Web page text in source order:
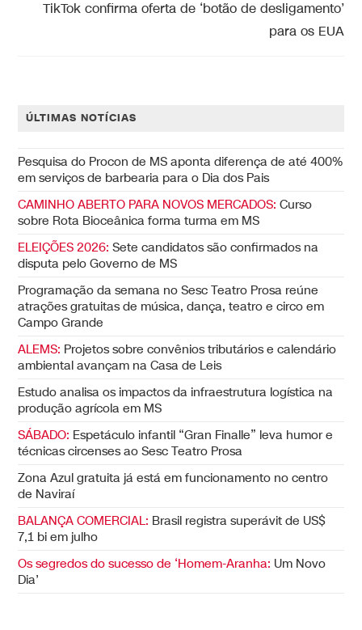
TikTok confirma oferta de ‘botão de desligamento’
para os EUA
ÚLTIMAS NOTÍCIAS
Pesquisa do Procon de MS aponta diferença de até 400%
em serviços de barbearia para o Dia dos Pais
CAMINHO ABERTO PARA NOVOS MERCADOS: Curso
sobre Rota Bioceânica forma turma em MS
ELEIÇÕES 2026: Sete candidatos são confirmados na
disputa pelo Governo de MS
Programação da semana no Sesc Teatro Prosa reúne
atrações gratuitas de música, dança, teatro e circo em
Campo Grande
ALEMS: Projetos sobre convênios tributários e calendário
ambiental avançam na Casa de Leis
Estudo analisa os impactos da infraestrutura logística na
produção agrícola em MS
SÁBADO: Espetáculo infantil “Gran Finalle” leva humor e
técnicas circenses ao Sesc Teatro Prosa
Zona Azul gratuita já está em funcionamento no centro
de Naviraí
BALANÇA COMERCIAL: Brasil registra superávit de US$
7,1 bi em julho
Os segredos do sucesso de ‘Homem-Aranha: Um Novo
Dia’